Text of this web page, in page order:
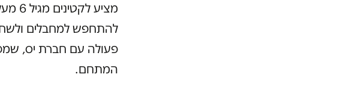
להתחפש למחבלים
פעולה עם חברת יס,
המתחם.